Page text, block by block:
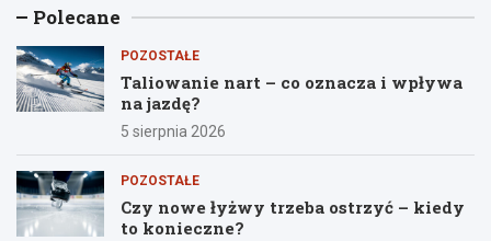
Polecane
POZOSTAŁE
Taliowanie nart – co oznacza i wpływa
na jazdę?
5 sierpnia 2026
POZOSTAŁE
Czy nowe łyżwy trzeba ostrzyć – kiedy
to konieczne?